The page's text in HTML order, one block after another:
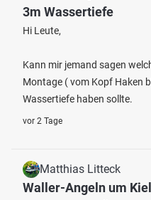
3m Wassertiefe
Hi Leute,
Kann mir jemand sagen
Montage ( vom Kopf Haken
Wassertiefe haben sollte.
vor 2 Tage
Matthias Litteck
Waller-Angeln um